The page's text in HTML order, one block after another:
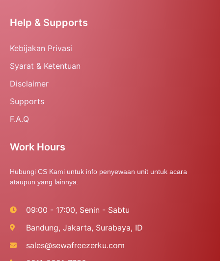
Help & Supports
Kebijakan Privasi
Syarat & Ketentuan
Disclaimer
Supports
F.A.Q
Work Hours
Hubungi CS Kami untuk info penyewaan unit untuk acara
ataupun yang lainnya.
09:00 - 17:00, Senin - Sabtu
Bandung, Jakarta, Surabaya, ID
sales@sewafreezerku.com